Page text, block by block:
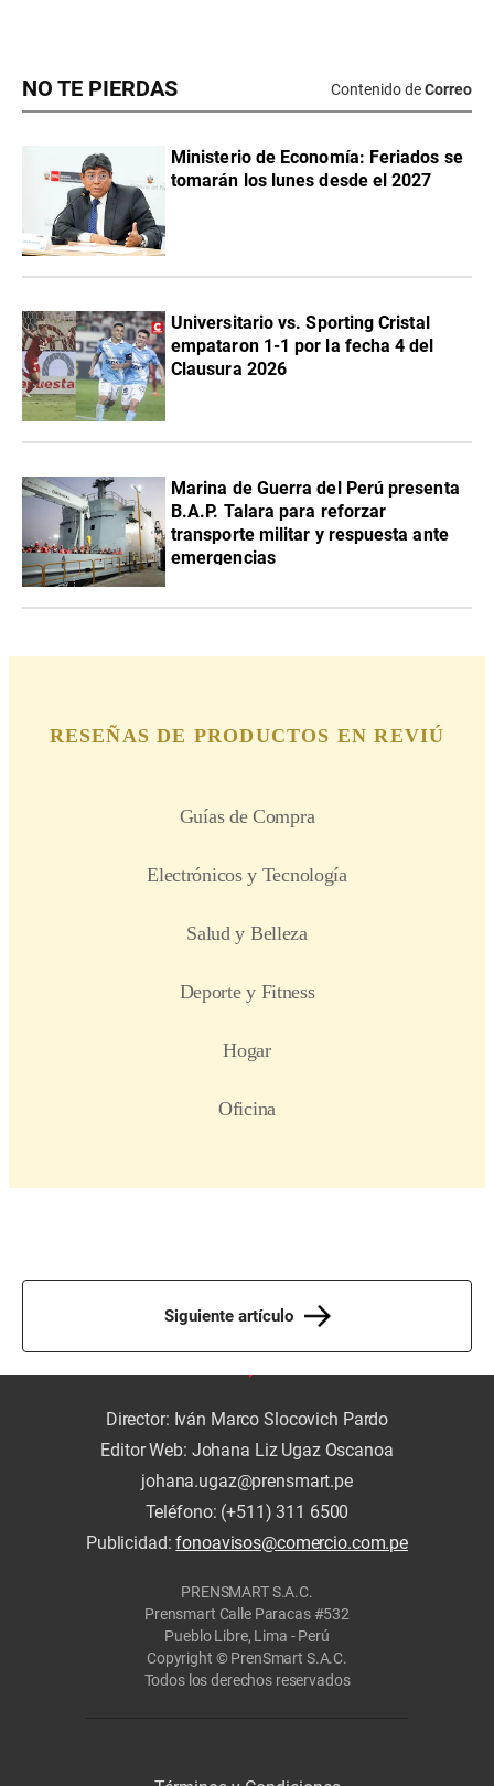
NO TE PIERDAS Contenido deCorreo
Ministerio de Economía: Feriados se
tomarán los lunes desde el 2027
Universitario vs. Sporting Cristal
empataron 1-1 por la fecha 4 del
Clausura 2026
Marina de Guerra del Perú presenta
B.A.P. Talara para reforzar
transporte militar y respuesta ante
emergencias
Siguiente artículo
Director: Iván Marco Slocovich Pardo
Editor Web: Johana Liz Ugaz Oscanoa
johana.ugaz@prensmart.pe
Teléfono: (+511) 311 6500
Publicidad:fonoavisos@comercio.com.pe
PRENSMART S.A.C.
Prensmart Calle Paracas #532
Pueblo Libre, Lima - Perú
Copyright © PrenSmart S.A.C.
Todos los derechos reservados